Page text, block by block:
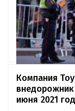
Компания
июня 2021